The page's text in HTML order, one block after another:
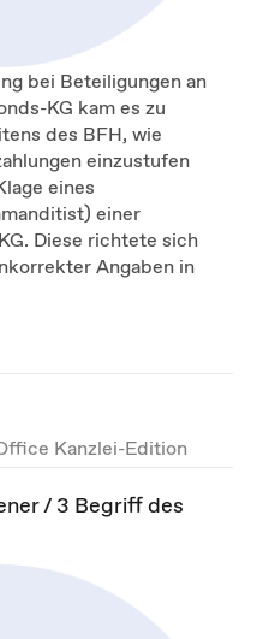
bei Beteiligungen an
KG kam es zu
des BFH, wie
einzustufen
eines
einer
Diese richtete sich
Angaben in
Kanzlei-Edition
/ 3 Begriff des